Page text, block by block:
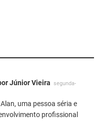
Júnior Vieira segunda-
uma pessoa séria e
profissional